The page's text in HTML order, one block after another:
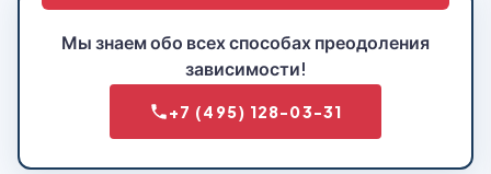
Мы знаем обо всех способах преодоления
зависимости!
+7 (495) 128-03-31